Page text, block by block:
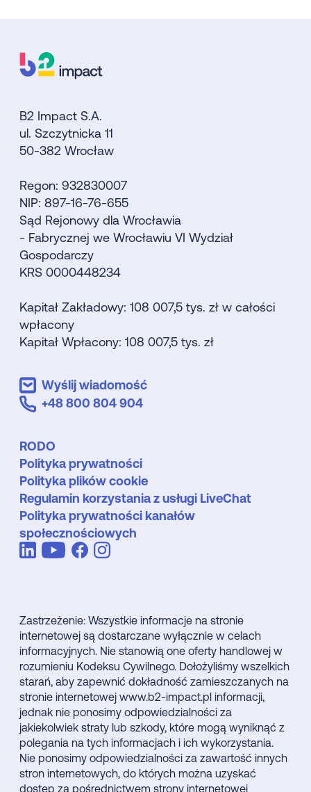
B2 Impact S.A.
ul. Szczytnicka 11
50-382 Wrocław
Regon: 932830007
NIP: 897-16-76-655
Sąd Rejonowy dla Wrocławia
- Fabrycznej we Wrocławiu VI Wydział
Gospodarczy
KRS 0000448234
Kapitał Zakładowy: 108 007,5 tys. zł w całości
wpłacony
Kapitał Wpłacony: 108 007,5 tys. zł
Wyślij wiadomość
+48 800 804 904
RODO
Polityka prywatności
Polityka plików cookie
Regulamin korzystania z usługi LiveChat
Polityka prywatności kanałów
społecznościowych
Zastrzeżenie: Wszystkie informacje na stronie
internetowej są dostarczane wyłącznie w celach
informacyjnych. Nie stanowią one oferty handlowej w
rozumieniu Kodeksu Cywilnego. Dołożyliśmy wszelkich
starań, aby zapewnić dokładność zamieszczanych na
stronie internetowej www.b2-impact.pl informacji,
jednak nie ponosimy odpowiedzialności za
jakiekolwiek straty lub szkody, które mogą wyniknąć z
polegania na tych informacjach i ich wykorzystania.
Nie ponosimy odpowiedzialności za zawartość innych
stron internetowych, do których można uzyskać
dostęp za pośrednictwem strony internetowej